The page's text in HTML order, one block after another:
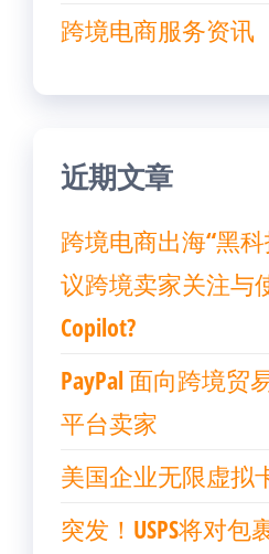
跨境电商服务资讯
近期文章
跨境电商出海“黑
议跨境卖家关注与
Copilot?
PayPal 面向跨境贸
平台卖家
美国企业无限虚拟
突发！USPS将对包